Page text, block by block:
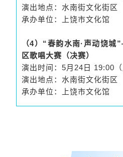
演出地点：水南街文化街区
承办单位：上饶市文化馆
（4）“春韵水南·声动饶
区歌唱大赛（决赛）
演出时间：5月24日 19:00（
演出地点：水南街文化街区
承办单位：上饶市文化馆